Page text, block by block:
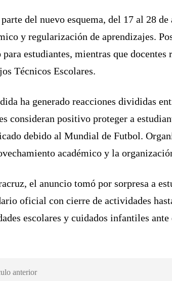
del nuevo esquema, del 17 al 28
y regularización de aprendizajes.
para estudiantes, mientras que
Técnicos Escolares.
ha generado reacciones divididas
consideran positivo proteger a
debido al Mundial de Futbol.
académico y la
el anuncio tomó por sorpresa a
oficial con cierre de actividades
escolares y cuidados infantiles
anterior